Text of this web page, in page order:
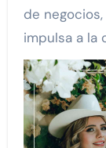
de
impulsa a la